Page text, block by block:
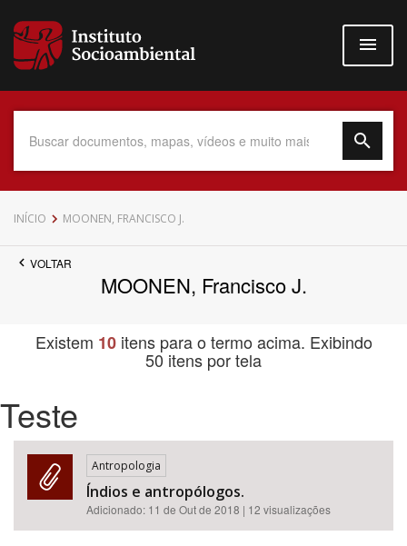
para
conteúdo
Data do Documento
Tema
INÍCIO MOONEN, FRANCISCO J.
VOLTAR
MOONEN, Francisco J.
Existem 10itens para o termo acima. Exibindo
50 itens por tela
Teste
Antropologia
Índios e antropólogos.
Adicionado: 11 de Out de 2018 | 12 visualizações